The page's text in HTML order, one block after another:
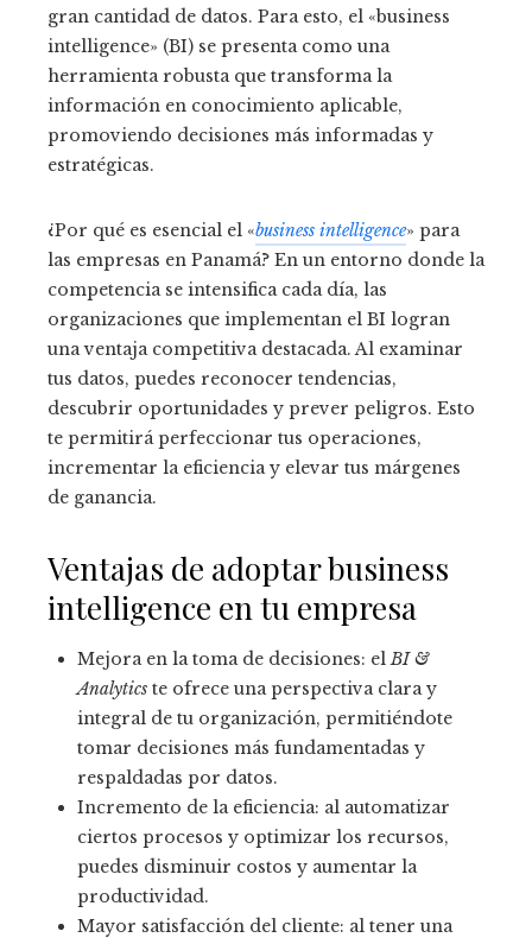
gran cantidad de datos. Para esto, el «business
intelligence» (BI) se presenta como una
herramienta robusta que transforma la
información en conocimiento aplicable,
promoviendo decisiones más informadas y
estratégicas.
¿Por qué es esencial el «business intelligence» para
las empresas en Panamá? En un entorno donde la
competencia se intensifica cada día, las
organizaciones que implementan el BI logran
una ventaja competitiva destacada. Al examinar
tus datos, puedes reconocer tendencias,
descubrir oportunidades y prever peligros. Esto
te permitirá perfeccionar tus operaciones,
incrementar la eficiencia y elevar tus márgenes
de ganancia.
Ventajas de adoptar business
intelligence en tu empresa
Mejora en la toma de decisiones: elBI &
Analytics te ofrece una perspectiva clara y
integral de tu organización, permitiéndote
tomar decisiones más fundamentadas y
respaldadas por datos.
Incremento de la eficiencia: al automatizar
ciertos procesos y optimizar los recursos,
puedes disminuir costos y aumentar la
productividad.
Mayor satisfacción del cliente: al tener una